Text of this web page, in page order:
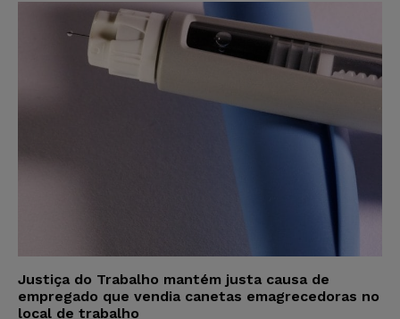
Justiça do Trabalho mantém justa causa de
empregado que vendia canetas emagrecedoras no
local de trabalho